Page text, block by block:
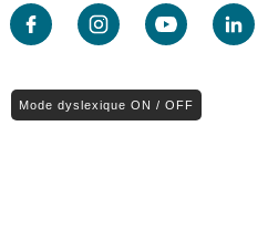
Mode dyslexique ON / OFF